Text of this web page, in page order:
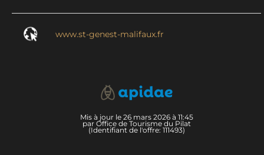
www.st-genest-malifaux.fr
Mis à jour le 26 mars 2026 à 11:45
par Office de Tourisme du Pilat
(Identifiant de l'offre: 111493)